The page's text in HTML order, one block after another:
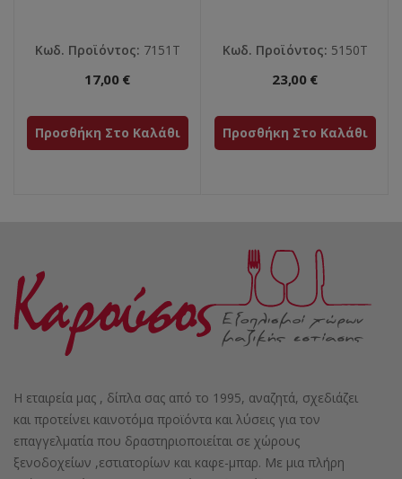
Κωδ. Προϊόντος: 7151T
17,00 €
Προσθήκη Στο Καλάθι
Κωδ. Προϊόντος: 5150T
23,00 €
Προσθήκη Στο Καλάθι
Η εταιρεία μας , δίπλα σας από το 1995, αναζητά, σχεδιάζει
και προτείνει καινοτόμα προϊόντα και λύσεις για τον
επαγγελματία που δραστηριοποιείται σε χώρους
ξενοδοχείων ,εστιατορίων και καφε-μπαρ. Με μια πλήρη